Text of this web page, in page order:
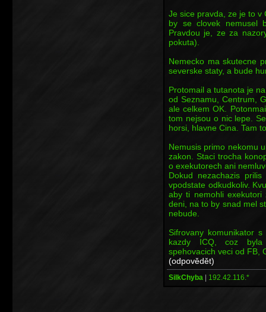
Je sice pravda, ze je to v
by se clovek nemusel
Pravdou je, ze za
pokuta).
Nemecko ma skutecne
severske staty, a bude
Protomail a tutanota je
od Seznamu, Centrum,
ale celkem OK.
tom nejsou o nic lepe.
horsi, hlavne Cina. Tam
Nemusis primo nekomu
zakon. Staci trocha
o exekutorech ani
Dokud nezachazis
vpodstate odkudkoliv.
aby ti nemohli exekutori
deni, na to by snad mel
nebude.
Sifrovany komunikator
kazdy ICQ, coz byla
spehovacich veci od FB,
(odpovědět)
SilkChyba | 192.42.116.*